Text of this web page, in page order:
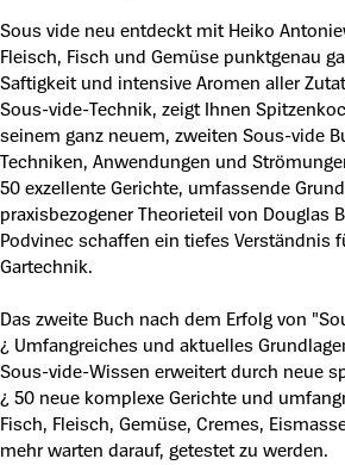
Sous vide neu entdeckt mit Heiko
Fleisch, Fisch und Gemüse punktgenau
Saftigkeit und intensive Aromen aller
Sous-vide-Technik, zeigt Ihnen
seinem ganz neuem, zweiten Sous-vide
Techniken, Anwendungen und
50 exzellente Gerichte, umfassende
praxisbezogener Theorieteil von Douglas
Podvinec schaffen ein tiefes Verständnis
Gartechnik.
Das zweite Buch nach dem Erfolg von
¿ Umfangreiches und aktuelles
Sous-vide-Wissen erweitert durch neue
¿ 50 neue komplexe Gerichte und
Fisch, Fleisch, Gemüse, Cremes,
mehr warten darauf, getestet zu werden.